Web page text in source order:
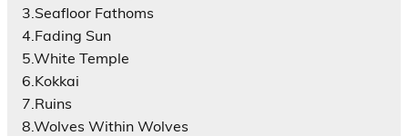
3.Seafloor Fathoms
4.Fading Sun
5.White Temple
6.Kokkai
7.Ruins
8.Wolves Within Wolves